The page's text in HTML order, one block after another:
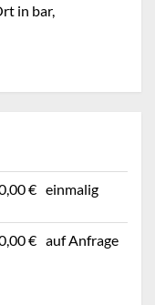
in bar,
€ einmalig
€ auf Anfrage